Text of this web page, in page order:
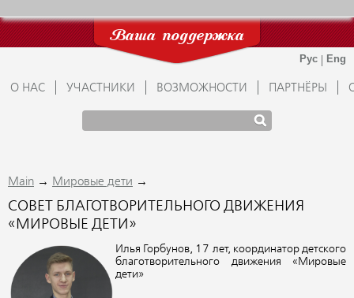
Ваша поддержка
О НАС УЧАСТНИКИ ВОЗМОЖНОСТИ ПАРТНЁРЫ
Main → Мировые дети →
СОВЕТ БЛАГОТВОРИТЕЛЬНОГО ДВИЖЕНИЯ
«МИРОВЫЕ ДЕТИ»
Илья Горбунов, 17 лет, координатор детского
благотворительного движения «Мировые
дети»